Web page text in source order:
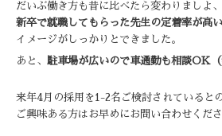
だいぶ働き方も昔に比べたら変わりましよ
新卒で就職してもらった先生の定着率が高い
イメージがしっかりとできました。
あと、 駐車場が広いので車通勤も相談OK（
来年4月の採用を1-2名ご検討されていると
ご興味ある方はお早めにお問い合わせくだ